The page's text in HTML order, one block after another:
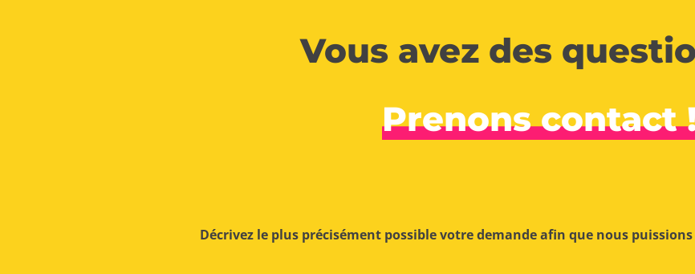
Vous avez des
Prenons contact
Décrivez le plus précisément possible votre demande afin que nous